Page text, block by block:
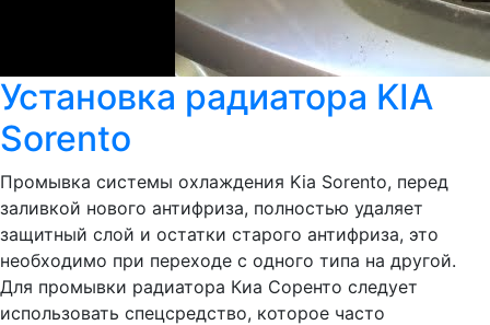
Установка радиатора KIA
Sorento
Промывка системы охлаждения Kia Sorento, перед
заливкой нового антифриза, полностью удаляет
защитный слой и остатки старого антифриза, это
необходимо при переходе с одного типа на другой.
Для промывки радиатора Киа Соренто следует
использовать спецсредство, которое часто